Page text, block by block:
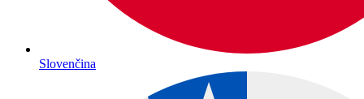
Slovenčina